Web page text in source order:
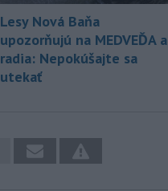
Lesy Nová Baňa
upozorňujú na MEDVEĎA a
radia: Nepokúšajte sa
utekať